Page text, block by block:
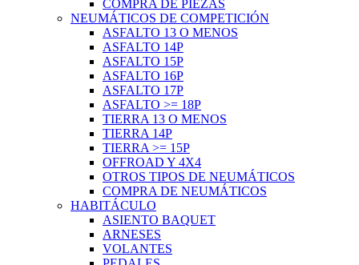
COMPRA DE PIEZAS
NEUMÁTICOS DE COMPETICIÓN
ASFALTO 13 O MENOS
ASFALTO 14P
ASFALTO 15P
ASFALTO 16P
ASFALTO 17P
ASFALTO >= 18P
TIERRA 13 O MENOS
TIERRA 14P
TIERRA >= 15P
OFFROAD Y 4X4
OTROS TIPOS DE NEUMÁTICOS
COMPRA DE NEUMÁTICOS
HABITÁCULO
ASIENTO BAQUET
ARNESES
VOLANTES